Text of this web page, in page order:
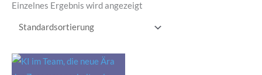
Einzelnes Ergebnis wird angezeigt